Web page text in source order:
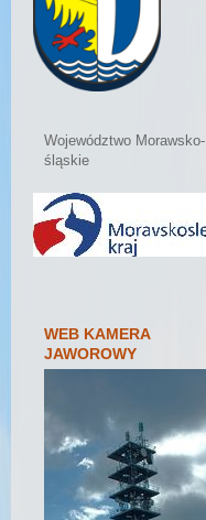
Województwo Morawsko-
śląskie
WEB KAMERA
JAWOROWY